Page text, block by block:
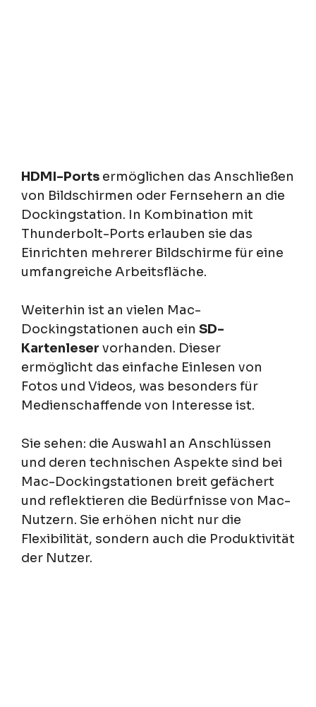
HDMI-Ports ermöglichen das Anschließen
von Bildschirmen oder Fernsehern an die
Dockingstation. In Kombination mit
Thunderbolt-Ports erlauben sie das
Einrichten mehrerer Bildschirme für eine
umfangreiche Arbeitsfläche.
Weiterhin ist an vielen Mac-
Dockingstationen auch ein SD-
Kartenleser vorhanden. Dieser
ermöglicht das einfache Einlesen von
Fotos und Videos, was besonders für
Medienschaffende von Interesse ist.
Sie sehen: die Auswahl an Anschlüssen
und deren technischen Aspekte sind bei
Mac-Dockingstationen breit gefächert
und reflektieren die Bedürfnisse von Mac-
Nutzern. Sie erhöhen nicht nur die
Flexibilität, sondern auch die Produktivität
der Nutzer.